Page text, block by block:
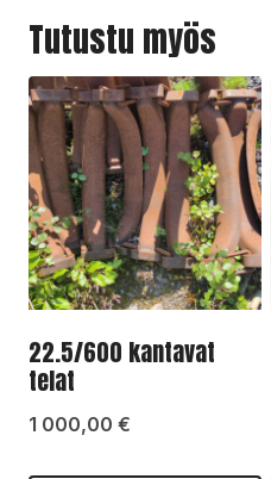
Tutustu myös
22.5/600 kantavat
telat
1 000,00 €